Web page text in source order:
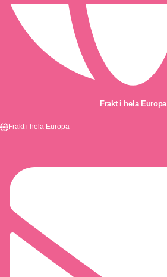
Frakt i hela Europa
Beställningar före kl. 11 skickas samma dag
EN 14960 | TÜV SÜD-certifierad
Beställningar före kl. 11 skickas samma dag